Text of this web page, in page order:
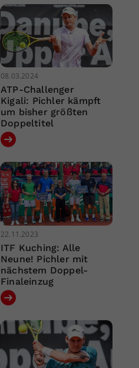
08.03.2024
ATP-Challenger
Kigali: Pichler kämpft
um bisher größten
Doppeltitel
22.11.2023
ITF Kuching: Alle
Neune! Pichler mit
nächstem Doppel-
Finaleinzug